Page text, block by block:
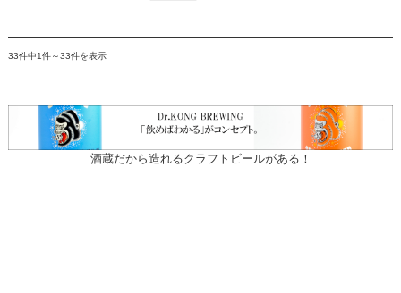
33件中1件～33件を表示
酒蔵だから造れるクラフトビールがある！